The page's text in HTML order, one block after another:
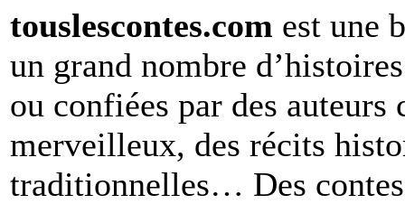
touslescontes.com est une
un grand nombre
ou confiées par des
merveilleux, des récits
traditionnelles… Des